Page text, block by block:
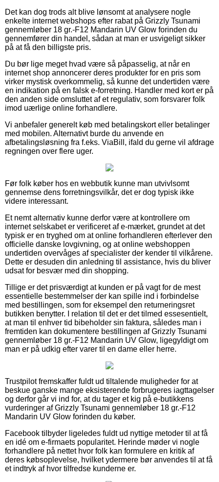
Det kan dog trods alt blive lønsomt at analysere nogle
enkelte internet webshops efter rabat på Grizzly Tsunami
gennemløber 18 gr.-F12 Mandarin UV Glow forinden du
gennemfører din handel, sådan at man er usvigeligt sikker
på at få den billigste pris.
Du bør lige meget hvad være så påpasselig, at når en
internet shop annoncerer deres produkter for en pris som
virker mystisk overkommelig, så kunne det undertiden være
en indikation på en falsk e-forretning. Handler med kort er på
den anden side omsluttet af et regulativ, som forsvarer folk
imod uærlige online forhandlere.
Vi anbefaler generelt køb med betalingskort eller betalinger
med mobilen. Alternativt burde du anvende en
afbetalingsløsning fra f.eks. ViaBill, ifald du gerne vil afdrage
regningen over flere uger.
Før folk køber hos en webbutik kunne man utvivlsomt
gennemse dens forretningsvilkår, det er dog typisk ikke
videre interessant.
Et nemt alternativ kunne derfor være at kontrollere om
internet selskabet er verificeret af e-mærket, grundet at det
typisk er en tryghed om at online forhandleren efterlever den
officielle danske lovgivning, og at online webshoppen
undertiden overvåges af specialister der kender til vilkårene.
Dette er desuden din anledning til assistance, hvis du bliver
udsat for besvær med din shopping.
Tillige er det prisværdigt at kunden er på vagt for de mest
essentielle bestemmelser der kan spille ind i forbindelse
med bestillingen, som for eksempel den returneringsret
butikken benytter. I relation til det er det tilmed essesentielt,
at man til enhver tid bibeholder sin faktura, således man i
fremtiden kan dokumentere bestillingen af Grizzly Tsunami
gennemløber 18 gr.-F12 Mandarin UV Glow, ligegyldigt om
man er på udkig efter varer til en dame eller herre.
Trustpilot fremskaffer fuldt ud tiltalende muligheder for at
beskue ganske mange eksisterende forbrugeres iagttagelser
og derfor går vi ind for, at du tager et kig på e-butikkens
vurderinger af Grizzly Tsunami gennemløber 18 gr.-F12
Mandarin UV Glow forinden du køber.
Facebook tilbyder ligeledes fuldt ud nyttige metoder til at få
en idé om e-firmaets popularitet. Herinde møder vi nogle
forhandlere på nettet hvor folk kan formulere en kritik af
deres købsoplevelse, hvilket ydermere bør anvendes til at få
et indtryk af hvor tilfredse kunderne er.